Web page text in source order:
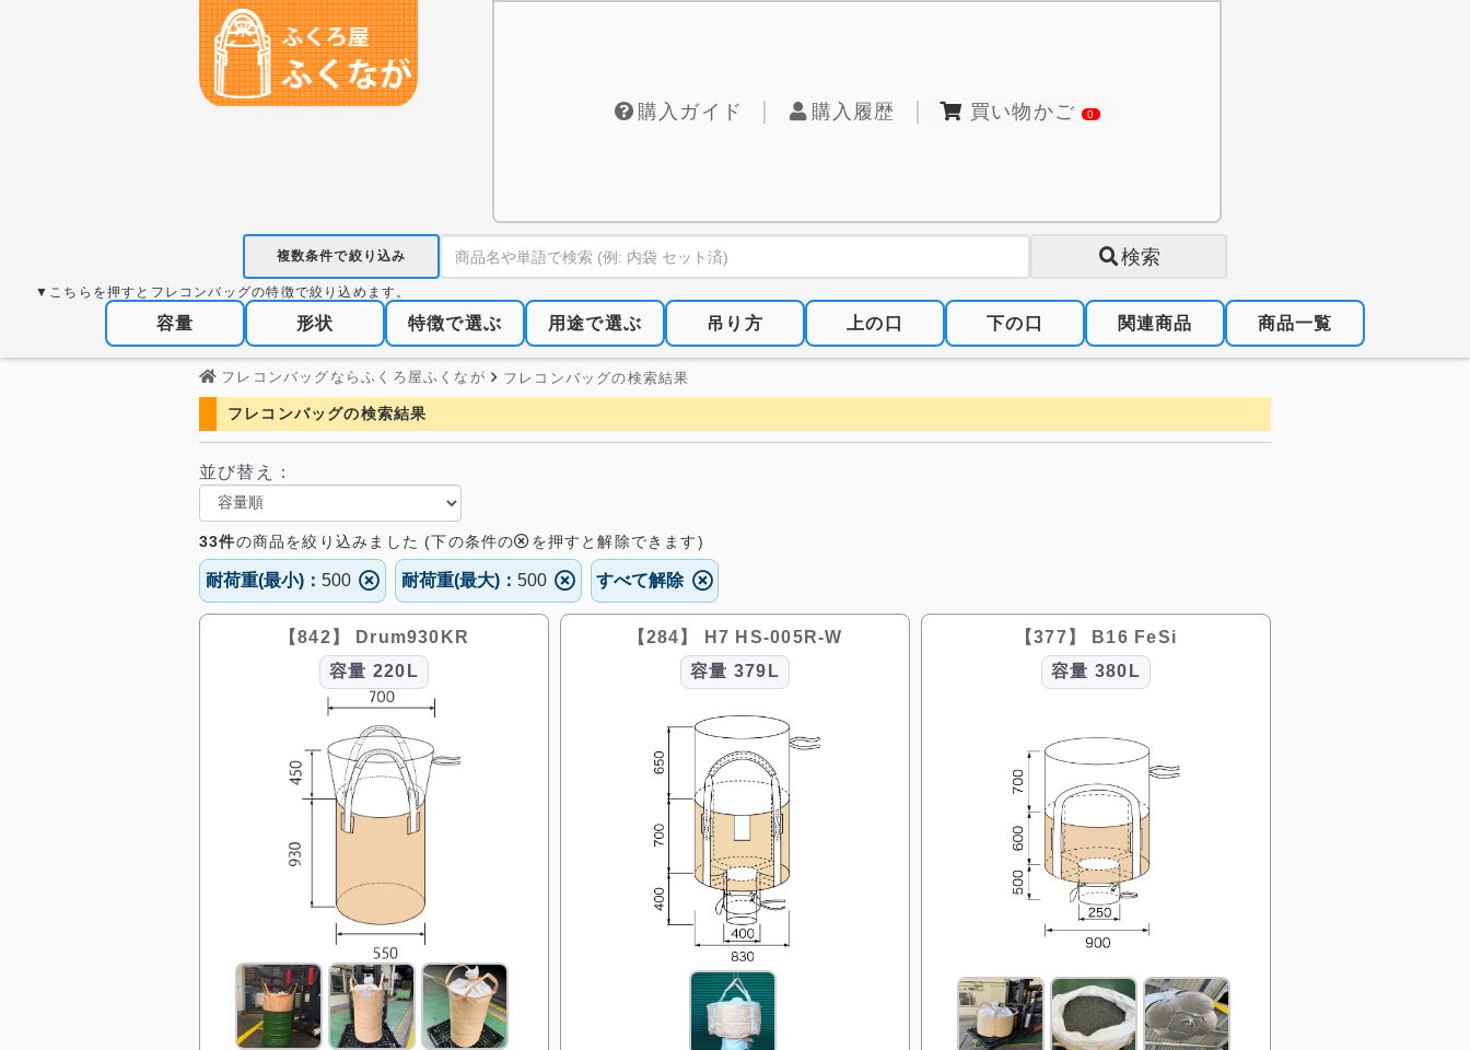
購入ガイド 購入履歴 買い物かご 0
複数条件で絞り込み 検索
▼こちらを押すとフレコンバッグの特徴で絞り込めます。
容量 形状 特徴で選ぶ 用途で選ぶ 吊り方 上の口 下の口 関連商品 商品一覧
フレコンバッグならふくろ屋ふくなが フレコンバッグの検索結果
フレコンバッグの検索結果
並び替え：
33件の商品を絞り込みました (下の条件の を押すと解除できます)
耐荷重(最小)： 500 耐荷重(最大)： 500 すべて解除
【842】 Drum930KR
容量 220L
【284】 H7 HS-005R-W
容量 379L
【377】 B16 FeSi
容量 380L